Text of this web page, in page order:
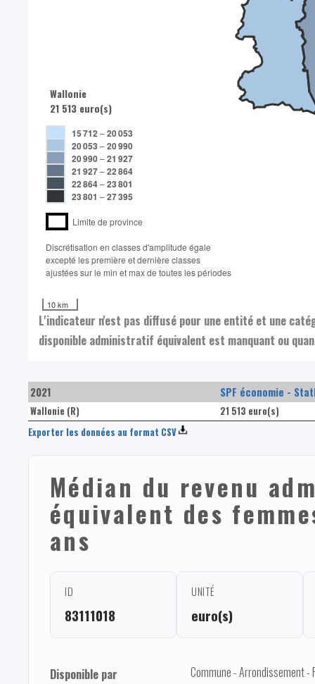
Wallonie
21 513 euro(s)
15 712 –20 053
20 053 –20 990
20 990–21 927
21 927–22 864
22 864–23 801
23 801 –27 395
Limite de province
Discrétisation en classes d'amplitude égale​
excepté les première et dernière classes
ajustées sur le min et max de toutes les périodes
10 km
L'indicateur n'est pas diffusé pour une entité et une
disponible administratif équivalent est manquant ou
2021 SPF économie -
Wallonie (R)
21 513 euro(s)
Exporter les données au format CSV
Médian du revenu
équivalent des
ans
ID
83111018
UNITÉ
euro(s)
Disponible par
Commune - Arrondissement -